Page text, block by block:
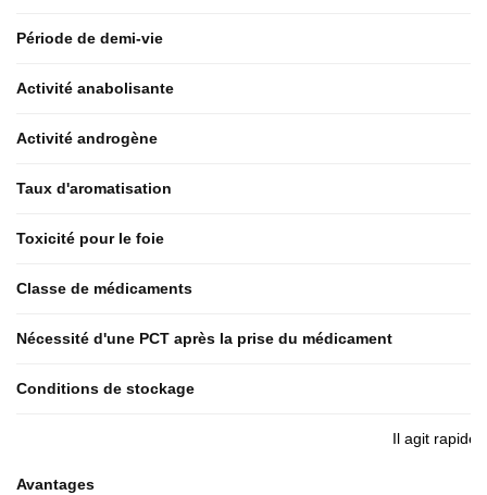
Période de demi-vie
Activité anabolisante
Activité androgène
Taux d'aromatisation
Toxicité pour le foie
Classe de médicaments
Nécessité d'une PCT après la prise du médicament
Conditions de stockage
Avantages
Il agit